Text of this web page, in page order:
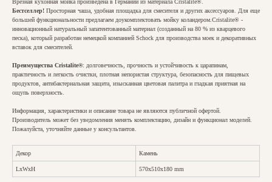
Врезная кухонная мойка произведена в Германии из материала Сristalite®.
Бестселлер! Просторная чаша, удобная площадка для смесителя и других аксессуаров. Для еще
большей функциональности предлагаем доукомплектовать мойку коландером.Сristalite® -
инновационный натуральный запатентованный материал (созданный на 80 % из кварцевого
песка), который разработан немецкой компанией Schock для производства моек и декоративных
вставок для смесителей.
Преимущества Сristalite®: долговечность, прочность и устойчивость к царапинам,
практичность и легкость очистки, плотная непористая структура, безопасность для пищевых
продуктов, антибактериальная защита, изысканная цветовая палитра и гладкая приятная на
ощупь поверхность.
Информация, характеристики и описание товара не являются публичной офертой.
Производитель может без уведомления менять комплектацию, дизайн и функционал моделей.
Пожалуйста, уточняйте данные у консультантов.
Декор Камень
LxWxH 570x510x180 mm